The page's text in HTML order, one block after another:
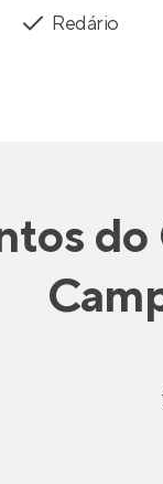
Redário
do